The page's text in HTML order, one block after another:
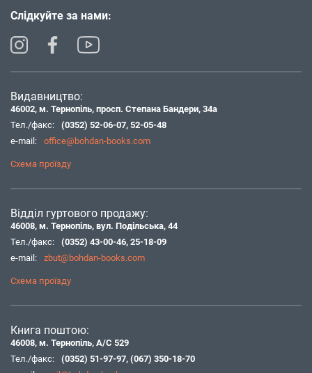
Слідкуйте за нами:
Видавництво:
46002, м. Тернопіль, просп. Степана Бандери, 34а
Тел./факс:
(0352) 52-06-07, 52-05-48
e-mail:
office@bohdan-books.com
Схема проїзду
Відділ гуртового продажу:
46008, м. Тернопіль, вул. Подільська, 44
Тел./факс:
(0352) 43-00-46, 25-18-09
e-mail:
zbut@bohdan-books.com
Схема проїзду
Книга поштою:
46008, м. Тернопіль, А/С 529
Тел./факс:
(0352) 51-97-97, (067) 350-18-70